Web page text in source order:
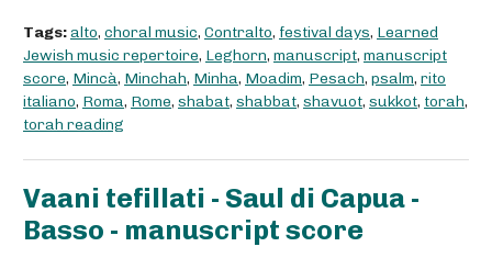
Tags:alto, choral music, Contralto, festival days, Learned
Jewish music repertoire, Leghorn, manuscript, manuscript
score, Mincà, Minchah, Minha, Moadim, Pesach, psalm, rito
italiano, Roma, Rome, shabat, shabbat, shavuot, sukkot, torah,
torah reading
Vaani tefillati - Saul di Capua -
Basso - manuscript score